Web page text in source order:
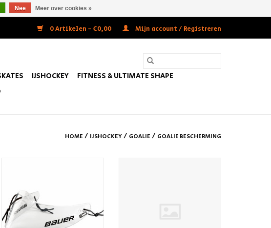
0 Artikelen - €0,00 Mijn account / Registreren
IJSHOCKEY
FITNESS & ULTIMATE SHAPE
HOME / IJSHOCKEY/ GOALIE / GOALIE BESCHERMING
Nee Meer over cookies »